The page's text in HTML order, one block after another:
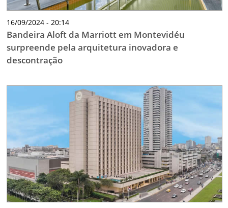
16/09/2024 - 20:14
Bandeira Aloft da Marriott em Montevidéu
surpreende pela arquitetura inovadora e
descontração